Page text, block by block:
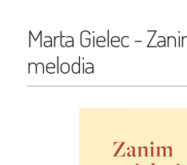
Marta Gielec -
melodia